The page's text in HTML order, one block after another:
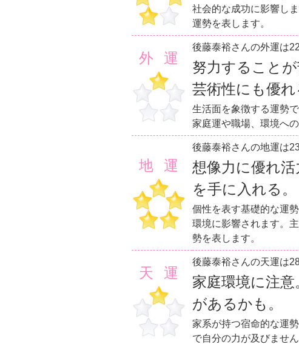
社会的な成功に影響し
運勢を表します。
外運
後藤泰裕さんの外運は
努力すること
芸術性にも優れ
生活面を象徴する運勢
家庭運や職場、環境へ
地運
後藤泰裕さんの地運は
想像力に優れ
を手に入れる。
個性を表す基礎的な運
環境に影響されます。
勢を表します。
天運
後藤泰裕さんの天運は
家庭環境に注
があるかも。
家系が持つ宿命的な運
で自分の力が及びませ